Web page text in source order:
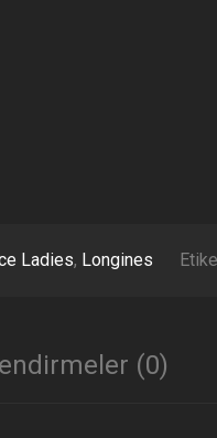
Ladies, Longines
(0)